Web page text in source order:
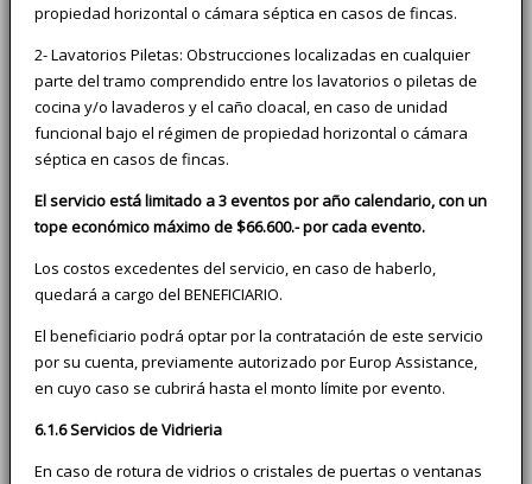
propiedad horizontal o cámara séptica en casos de fincas.
2- Lavatorios Piletas: Obstrucciones localizadas en cualquier
parte del tramo comprendido entre los lavatorios o piletas de
cocina y/o lavaderos y el caño cloacal, en caso de unidad
funcional bajo el régimen de propiedad horizontal o cámara
séptica en casos de fincas.
El servicio está limitado a 3 eventos por año calendario, con un
tope económico máximo de $66.600.- por cada evento.
Los costos excedentes del servicio, en caso de haberlo,
quedará a cargo del BENEFICIARIO.
El beneficiario podrá optar por la contratación de este servicio
por su cuenta, previamente autorizado por Europ Assistance,
en cuyo caso se cubrirá hasta el monto límite por evento.
6.1.6 Servicios de Vidrieria
En caso de rotura de vidrios o cristales de puertas o ventanas